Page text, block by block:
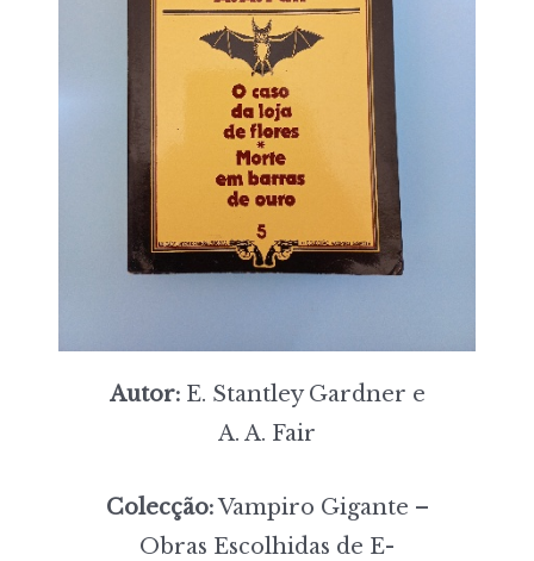
Autor:E. Stantley Gardner e
A. A. Fair
Colecção:Vampiro Gigante –
Obras Escolhidas de E-